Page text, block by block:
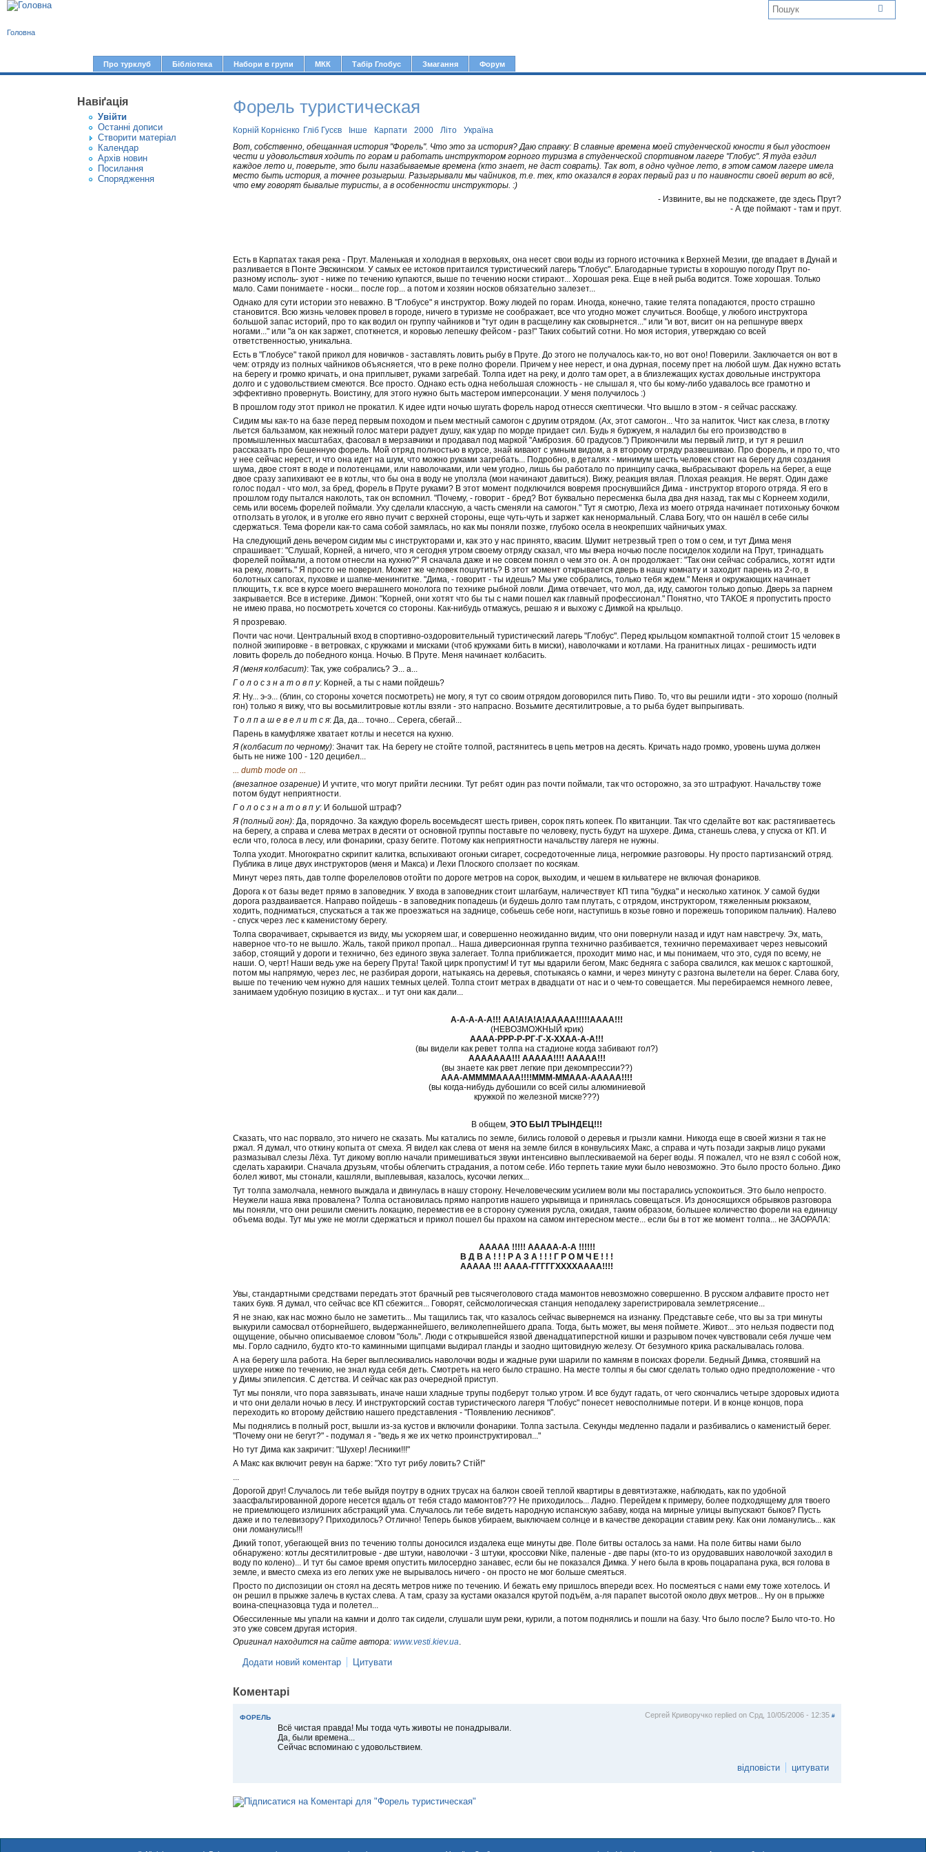
л
о
в
н
Про турклуб Бібліотека Набори в групи МКК Табір Глобус Змагання Форум
Головна
Навіґація
Увiйти
Останні дописи
Створити матерiал
Календар
Архів новин
Посилання
Спорядження
Форель туристическая
Корній Корнієнко Гліб Гусєв Інше Карпати 2000 Літо
Україна
Вот, собственно, обещанная история "Форель". Что это за история? Даю справку: В славные времена моей студенческой юности я был удостоен
чести и удовольствия ходить по горам и работать инструктором горного туризма в студенческой спортивном лагере "Глобус". Я туда ездил
каждое лето и, поверьте, это были назабываемые времена (кто знает, не даст соврать). Так вот, в одно чудное лето, в этом самом лагере имела
место быть история, а точнее розыгрыш. Разыгрывали мы чайников, т.е. тех, кто оказался в горах первый раз и по наивности своей верит во всё,
что ему говорят бывалые туристы, а в особенности инструкторы. :)
- Извините, вы не подскажете, где здесь Прут?
- А где поймают - там и прут.
Есть в Карпатах такая река - Прут. Маленькая и холодная в верховьях, она несет свои воды из горного источника к Верхней Мезии, где впадает в Дунай и
разливается в Понте Эвскинском. У самых ее истоков притаился туристический лагерь "Глобус". Благодарные туристы в хорошую погоду Прут по-
разному исполь- зуют - ниже по течению купаются, выше по течению носки стирают... Хорошая река. Еще в ней рыба водится. Тоже хорошая. Только
мало. Сами понимаете - носки... после гор... а потом и хозяин носков обязательно залезет...
Однако для сути истории это неважно. В "Глобусе" я инструктор. Вожу людей по горам. Иногда, конечно, такие телята попадаются, просто страшно
становится. Всю жизнь человек провел в городе, ничего в туризме не соображает, все что угодно может случиться. Вообще, у любого инструктора
большой запас историй, про то как водил он группу чайников и "тут один в расщелину как сковырнется..." или "и вот, висит он на репшнуре вверх
ногами..." или "а он как заржет, споткнется, и коровью лепешку фейсом - раз!" Таких событий сотни. Но моя история, утверждаю со всей
ответcтвенностью, уникальна.
Есть в "Глобусе" такой прикол для новичков - заставлять ловить рыбу в Пруте. До этого не получалось как-то, но вот оно! Поверили. Заключается он вот в
чем: отряду из полных чайников объясняется, что в реке полно форели. Причем у нее нерест, и она дурная, посему прет на любой шум. Дак нужно встать
на берегу и громко кричать, и она приплывет, руками загребай. Толпа идет на реку, и долго там орет, а в близлежащих кустах довольные инструктора
долго и с удовольствием смеются. Все просто. Однако есть одна небольшая сложность - не слышал я, что бы кому-либо удавалось все грамотно и
эффективно провернуть. Воистину, для этого нужно быть мастером имперсонации. У меня получилось :)
В прошлом году этот прикол не прокатил. К идее идти ночью шугать форель народ отнесся скептически. Что вышло в этом - я сейчас расскажу.
Сидим мы как-то на базе перед первым походом и пьем местный самогон с другим отрядом. (Ах, этот самогон... Что за напиток. Чист как слеза, в глотку
льется бальзамом, как нежный голос матери радует душу, как удар по морде придает сил. Будь я буржуем, я наладил бы его производство в
промышленных масштабах, фасовал в мерзавчики и продавал под маркой "Амброзия. 60 градусов.") Прикончили мы первый литр, и тут я решил
рассказать про бешенную форель. Мой отряд полностью в курсе, знай кивают с умным видом, а я второму отряду развешиваю. Про форель, и про то, что
у нее сейчас нерест, и что она идет на шум, что можно руками загребать... Подробно, в деталях - минимум шесть человек стоит на берегу для создания
шума, двое стоят в воде и полотенцами, или наволочками, или чем угодно, лишь бы работало по принципу сачка, выбрасывают форель на берег, а еще
двое сразу запихивают ее в котлы, что бы она в воду не уползла (мои начинают давиться). Вижу, реакция вялая. Плохая реакция. Не верят. Один даже
голос подал - что мол, за бред, форель в Пруте руками? В этот момент подключился вовремя проснувшийся Дима - инструктор второго отряда. Я его в
прошлом году пытался наколоть, так он вспомнил. "Почему, - говорит - бред? Вот буквально пересменка была два дня назад, так мы с Корнеем ходили,
семь или восемь форелей поймали. Уху сделали классную, а часть сменяли на самогон." Тут я смотрю, Леха из моего отряда начинает потихоньку бочком
отползать в уголок, и в уголке его явно пучит с верхней стороны, еще чуть-чуть и заржет как ненормальный. Слава Богу, что он нашёл в себе силы
сдержаться. Тема форели как-то сама собой замялась, но как мы поняли позже, глубоко осела в неокрепших чайничьих умах.
На следующий день вечером сидим мы с инструкторами и, как это у нас принято, квасим. Шумит нетрезвый треп о том о сем, и тут Дима меня
спрашивает: "Слушай, Корней, а ничего, что я сегодня утром своему отряду сказал, что мы вчера ночью после посиделок ходили на Прут, тринадцать
форелей поймали, а потом отнесли на кухню?" Я сначала даже и не совсем понял о чем это он. А он продолжает: "Так они сейчас собрались, хотят идти
на реку, ловить." Я просто не поверил. Может же человек пошутить? В этот момент открывается дверь в нашу комнату и заходит парень из 2-го, в
болотных сапогах, пуховке и шапке-менингитке. "Дима, - говорит - ты идешь? Мы уже собрались, только тебя ждем." Меня и окружающих начинает
плющить, т.к. все в курсе моего вчерашнего монолога по технике рыбной ловли. Дима отвечает, что мол, да, иду, самогон только допью. Дверь за парнем
закрывается. Все в истерике. Димон: "Корней, они хотят что бы ты с нами пошел как главный профессионал." Понятно, что ТАКОЕ я пропустить просто
не имею права, но посмотреть хочется со стороны. Как-нибудь отмажусь, решаю я и выхожу с Димкой на крыльцо.
Я прозреваю.
Почти час ночи. Центральный вход в спортивно-оздоровительный туристический лагерь "Глобус". Перед крыльцом компактной толпой стоит 15 человек в
полной экипировке - в ветровках, с кружками и мисками (чтоб кружками бить в миски), наволочками и котлами. На гранитных лицах - решимость идти
ловить форель до победного конца. Ночью. В Пруте. Меня начинает колбасить.
Я (меня колбасит): Так, уже собрались? Э... а...
Г о л о с з н а т о в п у: Корней, а ты с нами пойдешь?
Я: Ну... э-э... (блин, со стороны хочется посмотреть) не могу, я тут со своим отрядом договорился пить Пиво. То, что вы решили идти - это хорошо (полный
гон) только я вижу, что вы восьмилитровые котлы взяли - это напрасно. Возьмите десятилитровые, а то рыба будет выпрыгивать.
Т о л п а ш е в е л и т с я: Да, да... точно... Серега, сбегай...
Парень в камуфляже хватает котлы и несется на кухню.
Я (колбасит по черному): Значит так. На берегу не стойте толпой, растянитесь в цепь метров на десять. Кричать надо громко, уровень шума должен
быть не ниже 100 - 120 децибел...
... dumb mode on ...
(внезапное озарение)И учтите, что могут прийти лесники. Тут ребят один раз почти поймали, так что осторожно, за это штрафуют. Начальству тоже
потом будут неприятности.
Г о л о с з н а т о в п у: И большой штраф?
Я (полный гон): Да, порядочно. За каждую форель восемьдесят шесть гривен, сорок пять копеек. По квитанции. Так что сделайте вот как: растягиваетесь
на берегу, а справа и слева метрах в десяти от основной группы поставьте по человеку, пусть будут на шухере. Дима, станешь слева, у спуска от КП. И
если что, голоса в лесу, или фонарики, сразу бегите. Потому как неприятности начальству лагеря не нужны.
Толпа уходит. Многократно скрипит калитка, вспыхивают огоньки сигарет, сосредоточенные лица, негромкие разговоры. Ну просто партизанский отряд.
Публика в лице двух инструкторов (меня и Макса) и Лехи Плоского сползает по косякам.
Минут через пять, дав толпе форелеловов отойти по дороге метров на сорок, выходим, и чешем в кильватере не включая фонариков.
Дорога к от базы ведет прямо в заповедник. У входа в заповедник стоит шлагбаум, наличествует КП типа "будка" и несколько хатинок. У самой будки
дорога раздваивается. Направо пойдешь - в заповедник попадешь (и будешь долго там плутать, с отрядом, инструктором, тяжеленным рюкзаком,
ходить, подниматься, спускаться а так же проезжаться на заднице, собьешь себе ноги, наступишь в козье говно и порежешь топориком пальчик). Налево
- спуск через лес к каменистому берегу.
Толпа сворачивает, скрывается из виду, мы ускоряем шаг, и совершенно неожиданно видим, что они повернули назад и идут нам навстречу. Эх, мать,
наверное что-то не вышло. Жаль, такой прикол пропал... Наша диверсионная группа технично разбивается, технично перемахивает через невысокий
забор, стоящий у дороги и технично, без единого звука залегает. Толпа приближается, проходит мимо нас, и мы понимаем, что это, судя по всему, не
наши. О, черт! Наши ведь уже на берегу Прута! Такой цирк пропустим! И тут мы вдарили бегом, Макс бедняга с забора свалился, как мешок с картошкой,
потом мы напрямую, через лес, не разбирая дороги, натыкаясь на деревья, спотыкаясь о камни, и через минуту с разгона вылетели на берег. Слава богу,
выше по течению чем нужно для наших темных целей. Толпа стоит метрах в двадцати от нас и о чем-то совещается. Мы перебираемся немного левее,
занимаем удобную позицию в кустах... и тут они как дали...
А-А-А-А-А!!! АА!А!А!А!ААААА!!!!!АААА!!!
(НЕВОЗМОЖНЫЙ крик)
АААА-РРР-Р-РГ-Г-Х-ХХАА-А-А!!!
(вы видели как ревет толпа на стадионе когда забивают гол?)
ААААААА!!! ААААА!!!! ААААА!!!
(вы знаете как рвет легкие при декомпрессии??)
ААА-АММММАААА!!!!МММ-ММААА-ААААА!!!!
(вы когда-нибудь дубошили со всей силы алюминиевой
кружкой по железной миске???)
В общем,ЭТО БЫЛ ТРЫНДЕЦ!!!
Сказать, что нас порвало, это ничего не сказать. Мы катались по земле, бились головой о деревья и грызли камни. Никогда еще в своей жизни я так не
ржал. Я думал, что откину копыта от смеха. Я видел как слева от меня на земле бился в конвульсиях Макс, а справа и чуть позади закрыв лицо руками
размазывал слезы Лёха. Тут дикому воплю начали примешиваться звуки интенсивно выплескиваемой на берег воды. Я пожалел, что не взял с собой нож,
сделать харакири. Сначала друзьям, чтобы облегчить страдания, а потом себе. Ибо терпеть такие муки было невозможно. Это было просто больно. Дико
болел живот, мы стонали, кашляли, выплевывая, казалось, кусочки легких...
Тут толпа замолчала, немного выждала и двинулась в нашу сторону. Нечеловеческим усилием воли мы постарались успокоиться. Это было непросто.
Неужели наша явка провалена? Толпа остановилась прямо напротив нашего укрывища и принялась совещаться. Из доносящихся обрывков разговора
мы поняли, что они решили сменить локацию, переместив ее в сторону сужения русла, ожидая, таким образом, большее количество форели на единицу
объема воды. Тут мы уже не могли сдержаться и прикол пошел бы прахом на самом интересном месте... если бы в тот же момент толпа... не ЗАОРАЛА:
ААААА !!!!! ААААА-А-А !!!!!!
В Д В А ! ! ! Р А З А ! ! ! Г Р О М Ч Е ! ! !
ААААА !!! АААА-ГГГГГХХХХАААА!!!!
Увы, стандартными средствами передать этот брачный рев тысячеголового стада мамонтов невозможно совершенно. В русском алфавите просто нет
таких букв. Я думал, что сейчас все КП сбежится... Говорят, сейсмологическая станция неподалеку зарегистрировала землетрясение...
Я не знаю, как нас можно было не заметить... Мы тащились так, что казалось сейчас вывернемся на изнанку. Представьте себе, что вы за три минуты
выкурили самосвал отборнейшего, выдержаннейшего, великолепнейшего драпа. Тогда, быть может, вы меня поймете. Живот... это нельзя подвести под
ощущение, обычно описываемое словом "боль". Люди с открывшейся язвой двенадцатиперстной кишки и разрывом почек чувствовали себя лучше чем
мы. Горло саднило, будто кто-то каминными щипцами выдирал гланды и заодно щитовидную железу. От безумного крика раскалывалась голова.
А на берегу шла работа. На берег выплескивались наволочки воды и жадные руки шарили по камням в поисках форели. Бедный Димка, стоявший на
шухере ниже по течению, не знал куда себя деть. Смотреть на него было страшно. На месте толпы я бы смог сделать только одно предположение - что
у Димы эпилепсия. С детства. И сейчас как раз очередной приступ.
Тут мы поняли, что пора завязывать, иначе наши хладные трупы подберут только утром. И все будут гадать, от чего скончались четыре здоровых идиота
и что они делали ночью в лесу. И инструкторский состав туристического лагеря "Глобус" понесет невосполнимые потери. И в конце концов, пора
переходить ко второму действию нашего представления - "Появлению лесников".
Мы поднялись в полный рост, вышли из-за кустов и включили фонарики. Толпа застыла. Секунды медленно падали и разбивались о каменистый берег.
"Почему они не бегут?" - подумал я - "ведь я же их четко проинструктировал..."
Но тут Дима как закричит: "Шухер! Лесники!!!"
А Макс как включит ревун на барже: "Хто тут рибу ловить? Стiй!"
Дорогой друг! Случалось ли тебе выйдя поутру в одних трусах на балкон своей теплой квартиры в девятиэтажке, наблюдать, как по удобной
заасфальтированной дороге несется вдаль от тебя стадо мамонтов??? Не приходилось... Ладно. Перейдем к примеру, более подходящему для твоего
не приемлющего излишних абстракций ума. Случалось ли тебе видеть народную испанскую забаву, когда на мирные улицы выпускают быков? Пусть
даже и по телевизору? Приходилось? Отлично! Теперь быков убираем, выключаем солнце и в качестве декорации ставим реку. Как они ломанулись... как
они ломанулись!!!
Дикий топот, убегающей вниз по течению толпы доносился издалека еще минуты две. Поле битвы осталось за нами. На поле битвы нами было
обнаружено: котлы десятилитровые - две штуки, наволочки - 3 штуки, кроссовки Nike, паленые - две пары (кто-то из орудовавших наволочкой заходил в
воду по колено)... И тут бы самое время опустить милосердно занавес, если бы не показался Димка. У него была в кровь поцарапана рука, вся голова в
земле, и вместо смеха из его легких уже не вырывалось ничего - он просто не мог больше смеяться.
Просто по диспозиции он стоял на десять метров ниже по течению. И бежать ему пришлось впереди всех. Но посмеяться с нами ему тоже хотелось. И
он решил в прыжке залечь в кустах слева. А там, сразу за кустами оказался крутой подъём, а-ля парапет высотой около двух метров... Ну он в прыжке
воина-спецназовца туда и полетел...
Обессиленные мы упали на камни и долго так сидели, слушали шум реки, курили, а потом поднялись и пошли на базу. Что было после? Было что-то. Но
это уже совсем другая история.
Оригинал находится на сайте автора: www.vesti.kiev.ua.
Додати новий коментар Цитувати
Коментарі
ФОРЕЛЬ Сергей Криворучкоreplied on Срд, 10/05/2006 - 12:35 #
Всё чистая правда! Мы тогда чуть животы не понадрывали.
Да, были времена...
Сейчас вспоминаю с удовольствием.
відповісти цитувати